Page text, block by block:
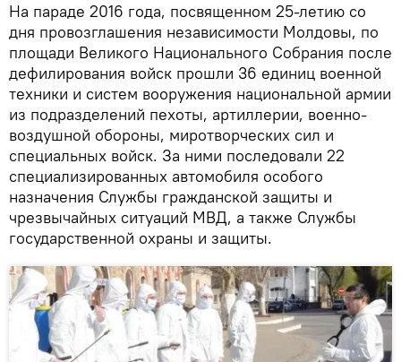
На параде 2016 года, посвященном 25-летию со
дня провозглашения независимости Молдовы, по
площади Великого Национального Собрания после
дефилирования войск прошли 36 единиц военной
техники и систем вооружения национальной армии
из подразделений пехоты, артиллерии, военно-
воздушной обороны, миротворческих сил и
специальных войск. За ними последовали 22
специализированных автомобиля особого
назначения Службы гражданской защиты и
чрезвычайных ситуаций МВД, а также Службы
государственной охраны и защиты.